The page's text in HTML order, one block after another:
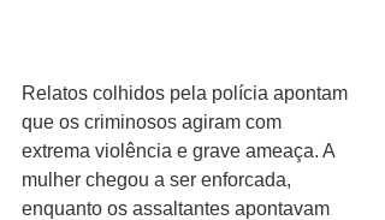
Relatos colhidos pela polícia apontam
que os criminosos agiram com
extrema violência e grave ameaça. A
mulher chegou a ser enforcada,
enquanto os assaltantes apontavam